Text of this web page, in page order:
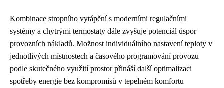
Kombinace stropního vytápění s moderními regulačními
systémy a chytrými termostaty dále zvyšuje potenciál úspor
provozních nákladů. Možnost individuálního nastavení teploty v
jednotlivých místnostech a časového programování provozu
podle skutečného využití prostor přináší další optimalizaci
spotřeby energie bez kompromisů v tepelném komfortu